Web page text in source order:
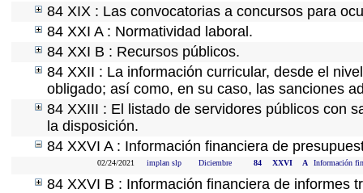
84 XIX : Las convocatorias a concursos para
84 XXI A : Normatividad laboral.
84 XXI B : Recursos públicos.
84 XXII : La información curricular, desde el
obligado; así como, en su caso, las sanciones
84 XXIII : El listado de servidores públicos con
la disposición.
84 XXVI A : Información financiera de
02/24/2021 implan slp Diciembre 84 XXVI A Información
84 XXVI B : Información financiera de informes